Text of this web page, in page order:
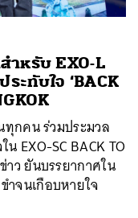
หรับ EXO-L
ะทับใจ ‘BACK
ทุกคน ร่วมประมวล
EXO-SC BACK TO
าว ยันบรรยากาศใน
จนเกือบหายใจ